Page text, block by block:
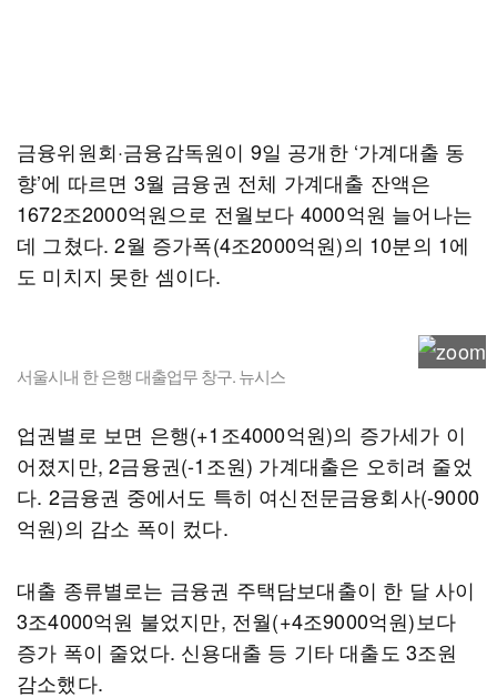
금융위원회·금융감독원이 9일 공개한 ‘가계대출 동
향’에 따르면 3월 금융권 전체 가계대출 잔액은
1672조2000억원으로 전월보다 4000억원 늘어나는
데 그쳤다. 2월 증가폭(4조2000억원)의 10분의 1에
도 미치지 못한 셈이다.
서울시내 한 은행 대출업무 창구. 뉴시스
업권별로 보면 은행(+1조4000억원)의 증가세가 이
어졌지만, 2금융권(-1조원) 가계대출은 오히려 줄었
다. 2금융권 중에서도 특히 여신전문금융회사(-9000
억원)의 감소 폭이 컸다.
대출 종류별로는 금융권 주택담보대출이 한 달 사이
3조4000억원 불었지만, 전월(+4조9000억원)보다
증가 폭이 줄었다. 신용대출 등 기타 대출도 3조원
감소했다.